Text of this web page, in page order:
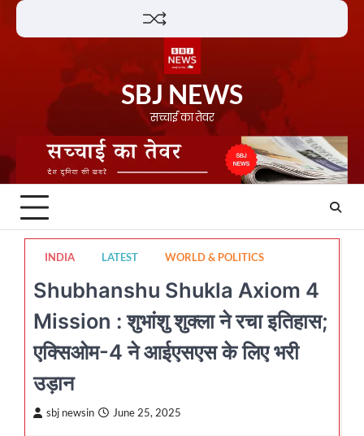
Skip
SBJ NEWS
सच्चाई का तेवर
INDIA LATEST WORLD & POLITICS
Shubhanshu Shukla Axiom 4
Mission : शुभांशु शुक्ला ने रचा इतिहास;
एक्सिओम-4 ने आईएसएस के लिए भरी
उड़ान
sbj newsin June 25, 2025